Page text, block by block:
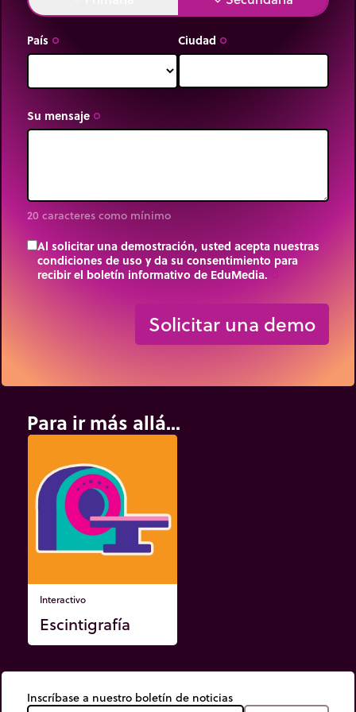
País trip_origin Ciudad trip_origin
Su mensaje trip_origin
20 caracteres como mínimo
Al solicitar una demostración, usted acepta nuestras
condiciones de uso y da su consentimiento para
recibir el boletín informativo de EduMedia.
Solicitar una demo
Para ir más allá...
Interactivo
Escintigrafía
Inscríbase a nuestro boletín de noticias